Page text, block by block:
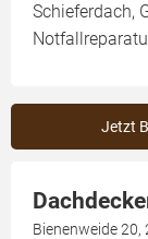
Schieferdach,
Jetzt
Bienenweide